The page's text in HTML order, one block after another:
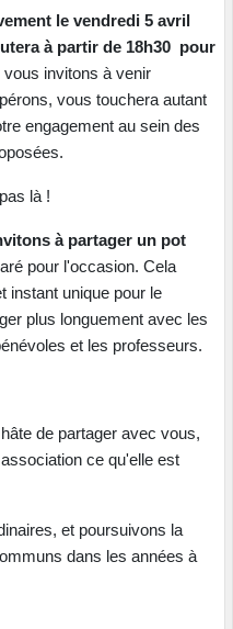
le vendredi 5 avril
à partir de 18h30 pour
vous invitons à venir
vous touchera autant
engagement au sein des
là !
à partager un pot
pour l'occasion. Cela
instant unique pour le
plus longuement avec les
et les professeurs.
de partager avec vous,
ce qu'elle est
et poursuivons la
dans les années à